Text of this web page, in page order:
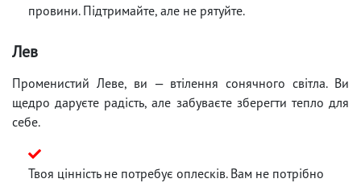
провини. Підтримайте, але не рятуйте.
Лев
Променистий Леве, ви — втілення сонячного світла. Ви
щедро даруєте радість, але забуваєте зберегти тепло для
себе.
Твоя цінність не потребує оплесків. Вам не потрібно